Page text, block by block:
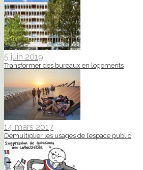
5 juin 2019
Transformer des bureaux en logements
14 mars 2017
Démultiplier les usages de l’espace public